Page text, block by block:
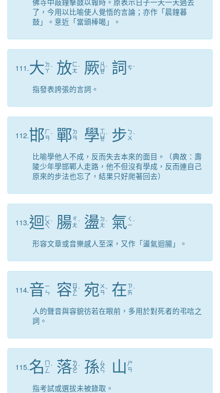
了，今用以比喻使人覺悟的言論；亦作「晨鐘暮
鼓」。意近「當頭棒喝」。
111.大 ㄉ
ㄚˋ 放 ㄈ
ㄤˋ 厥 ㄐ
ㄩ
ㄝ
ˊ 詞 ㄘˊ
指發表誇張的言詞。
112.邯ㄏ
ㄢ ˊ 鄲 ㄉ
ㄢ
學ㄒ
ㄩ
ㄝ
ˊ 步 ㄅ
ㄨ ˋ
比喻學他人不成，反而失去本來的面目。（典故：壽
陵少年學邯鄲人走路，他不但沒有學成，反而連自己
原來的步法也忘了，結果只好爬著回去）
113.迴 ㄏ
ㄨ
ㄟ
ˊ 腸ㄔ
ㄤ ˊ 盪 ㄉ
ㄤˋ 氣 ㄑ
ㄧˋ
形容文章或音樂感人至深，又作「盪氣迴腸」。
114.音ㄧ
ㄣ
容 ㄖ
ㄨ
ㄥ
ˊ 宛 ㄨ
ㄢˇ 在 ㄗ
ㄞˋ
人的聲音與容貌彷若在眼前，多用於對死者的弔唁之
詞。
115.名 ㄇ
ㄧ
ㄥ
ˊ 落ㄌ
ㄨ
ㄛ
ˋ 孫ㄙ
ㄨ
ㄣ 山 ㄕ
ㄢ
指考試或選拔未被錄取。